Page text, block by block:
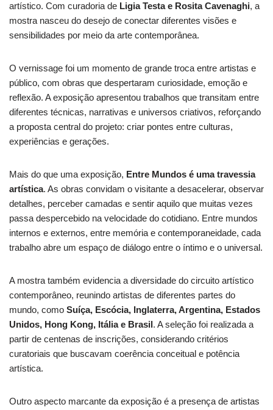
artístico. Com curadoria de Ligia Testa e Rosita Cavenaghi, a
mostra nasceu do desejo de conectar diferentes visões e
sensibilidades por meio da arte contemporânea.
O vernissage foi um momento de grande troca entre artistas e
público, com obras que despertaram curiosidade, emoção e
reflexão. A exposição apresentou trabalhos que transitam entre
diferentes técnicas, narrativas e universos criativos, reforçando
a proposta central do projeto: criar pontes entre culturas,
experiências e gerações.
Mais do que uma exposição, Entre Mundos é uma travessia
artística. As obras convidam o visitante a desacelerar, observar
detalhes, perceber camadas e sentir aquilo que muitas vezes
passa despercebido na velocidade do cotidiano. Entre mundos
internos e externos, entre memória e contemporaneidade, cada
trabalho abre um espaço de diálogo entre o íntimo e o universal.
A mostra também evidencia a diversidade do circuito artístico
contemporâneo, reunindo artistas de diferentes partes do
mundo, como Suíça, Escócia, Inglaterra, Argentina, Estados
Unidos, Hong Kong, Itália e Brasil. A seleção foi realizada a
partir de centenas de inscrições, considerando critérios
curatoriais que buscavam coerência conceitual e potência
artística.
Outro aspecto marcante da exposição é a presença de artistas